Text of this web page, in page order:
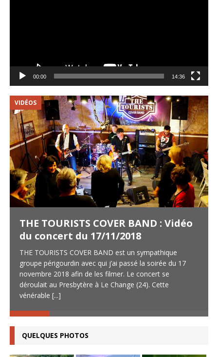
00:00 14:36
VIDÉOS
THE TOURISTS COVER BAND : Vidéo
du concert du 17/11/2018
THE TOURISTS COVER BAND est un sympathique
groupe périgourdin avec qui j’ai passé la soirée du 17
novembre 2018 afin de les filmer. Le concert se
déroulait au Presbytère à Le Change (24). Cette
vénérable [...]
QUELQUES PHOTOS